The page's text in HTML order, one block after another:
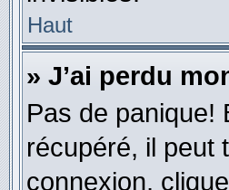
Haut
» J’ai perdu
Pas de panique!
récupéré, il peut
connexion,